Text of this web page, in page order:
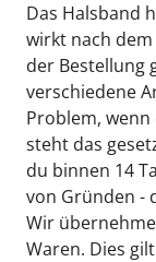
Das Halsband
wirkt nach
der Bestellung
verschiedene
Problem,
steht das
du binnen 14
von Gründen -
Wir
Waren. Dies